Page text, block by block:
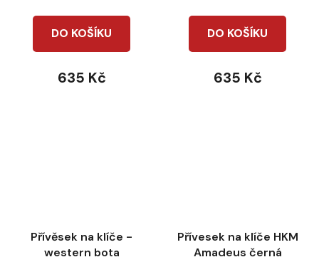
DO KOŠÍKU
635 Kč
DO KOŠÍKU
635 Kč
Přívěsek na klíče -
western bota
Přívesek na klíče HKM
Amadeus černá